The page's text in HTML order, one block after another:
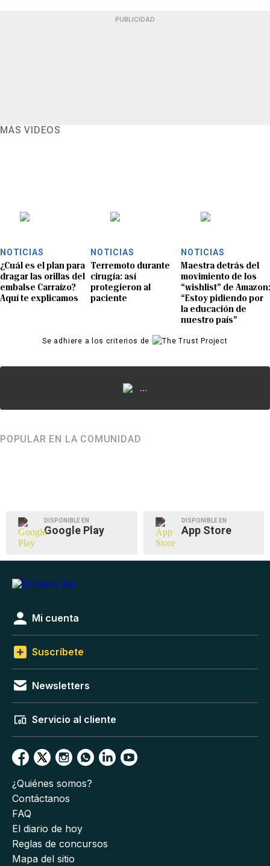
PUBLICIDAD
MÁS VIDEOS
NOTICIAS
¿Cuál es el plan para
dragar las orillas del
embalse Carraízo?
Aquí te explicamos
NOTICIAS
Terremoto durante
cirugía: así
protegieron al
paciente
NOTICIAS
Maestra detrás del
movimiento de los
“wishlist” de Amazon:
“Estoy pidiendo por
la educación de
nuestro país”
Se adhiere a los criterios de
...
POPULAR EN LA COMUNIDAD
DISPONIBLE EN
Google Play
DISPONIBLE EN
App Store
Mi cuenta
Suscríbete
Newsletters
Servicio al cliente
¿Quiénes somos?
Contáctanos
FAQ
El diario de hoy
Reglas de concursos
Mapa del sitio